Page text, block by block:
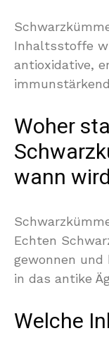
Inhaltsstoffe
antioxidative,
Woher
wann
Echten
gewonnen und
in das antike
Welche